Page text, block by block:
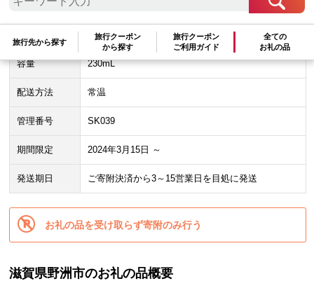
旅行先から探す
旅行クーポン
から探す
旅行クーポン
ご利用ガイド
全ての
お礼の品
容量 230mL
配送方法 常温
管理番号 SK039
期間限定 2024年3月15日 ～
発送期日 ご寄附決済から3～15営業日を目処に発送
お礼の品を受け取らず寄附のみ行う
滋賀県野洲市のお礼の品概要